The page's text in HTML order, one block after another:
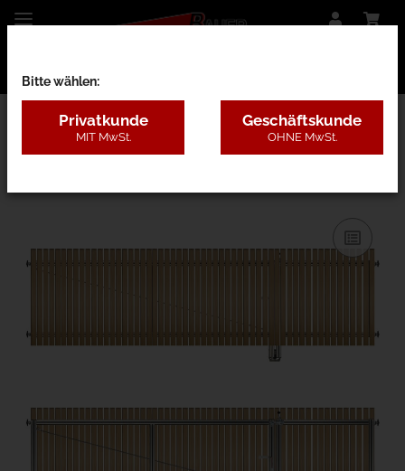
28AD - Lärche ohne Pfosten
Bitte wählen:
Privatkunde
MIT MwSt.
Geschäftskunde
OHNE MwSt.